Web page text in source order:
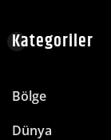
Kategoriler
Bölge
Dünya